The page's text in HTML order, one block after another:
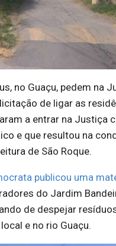
no Guaçu, pedem na
de ligar as
a entrar na Justiça
e que resultou na
de São Roque.
publicou uma
do Jardim
de despejar
e no rio Guaçu.